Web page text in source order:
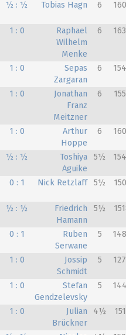
½ : ½ Tobias Hagn 6
1 : 0
Raphael
Wilhelm
Menke
6
1 : 0
Sepas
Zargaran
6
1 : 0
Jonathan
Franz
Meitzner
6
1 : 0
Arthur
Hoppe
6
½ : ½
Toshiya
Aguike
5½
0 : 1 Nick Retzlaff 5½
½ : ½
Friedrich
Hamann
5½
0 : 1
Ruben
Serwane
5
1 : 0
Jossip
Schmidt
5
1 : 0
Stefan
Gendzelevsky
5
1 : 0
Julian
Brückner
4½